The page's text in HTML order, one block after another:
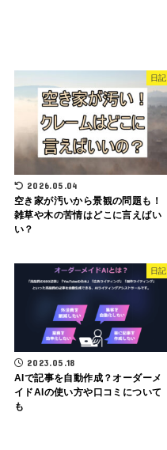
日記
2026.05.04
空き家が汚いから景観の問題も！
雑草や木の苦情はどこに言えばい
い？
日記
2023.05.18
AIで記事を自動作成？オーダーメ
イドAIの使い方や口コミについて
も